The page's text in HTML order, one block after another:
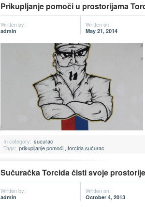
Prikupljanje pomoči u prostorijama
Written by:
admin
Written on:
May 21, 2014
In category: sucurac
Tags: prikupljanje pomoći , torcida sućurac
Sučuračka Torcida čisti svoje prostorije
Written by:
admin
Written on:
October 4, 2013